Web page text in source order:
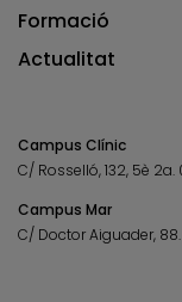
Formació
Actualitat
Campus Clínic
C/ Rosselló, 132, 5è 2a.
Campus Mar
C/ Doctor Aiguader,